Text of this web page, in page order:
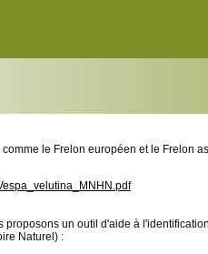
le Frelon européen et le Frelon
un outil d'aide à
Naturel) :